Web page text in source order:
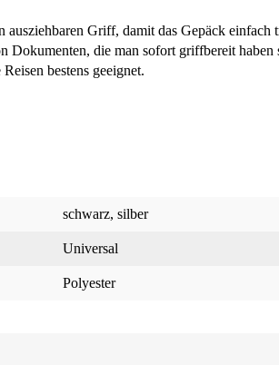
Griff, damit das Gepäck
Dokumenten, die man sofort griffbereit
bestens geeignet.
schwarz, silber
Universal
Polyester